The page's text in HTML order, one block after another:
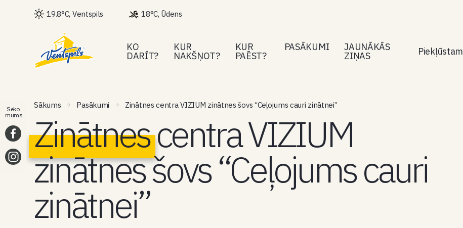
19.8°C, Ventspils 18°C, Ūdens
KO
DARĪT?
KUR
NAKŠŅOT?
KUR
PAĒST?
PASĀKUMI JAUNĀKĀS
ZIŅAS
Sākums Pasākumi Zinātnes centra VIZIUM zinātnes šovs “Ceļojums cauri zinātnei”
Zinātnes centra VIZIUM
zinātnes šovs “Ceļojums cauri
zinātnei”
Seko
mums